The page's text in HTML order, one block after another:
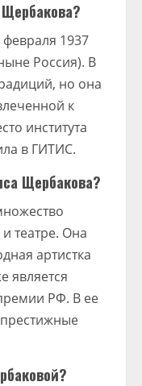
1937
Россия). В
но она
к
института
в ГИТИС.
Щербакова?
театре. Она
артистка
является
РФ. В ее
престижные